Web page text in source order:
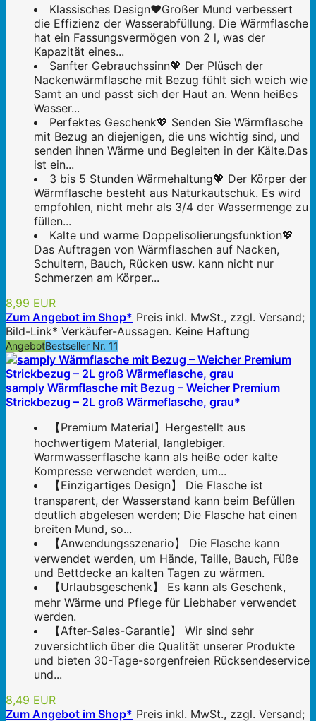
Klassisches Design❤️Großer Mund verbessert
die Effizienz der Wasserabfüllung. Die Wärmflasche
hat ein Fassungsvermögen von 2 l, was der
Kapazität eines...
Sanfter Gebrauchssinn💖 Der Plüsch der
Nackenwärmflasche mit Bezug fühlt sich weich wie
Samt an und passt sich der Haut an. Wenn heißes
Wasser...
Perfektes Geschenk💖 Senden Sie Wärmflasche
mit Bezug an diejenigen, die uns wichtig sind, und
senden ihnen Wärme und Begleiten in der Kälte.Das
ist ein...
3 bis 5 Stunden Wärmehaltung💖 Der Körper der
Wärmflasche besteht aus Naturkautschuk. Es wird
empfohlen, nicht mehr als 3/4 der Wassermenge zu
füllen...
Kalte und warme Doppelisolierungsfunktion💖
Das Auftragen von Wärmflaschen auf Nacken,
Schultern, Bauch, Rücken usw. kann nicht nur
Schmerzen am Körper...
8,99 EUR
Zum Angebot im Shop* Preis inkl. MwSt., zzgl. Versand;
Bild-Link* Verkäufer-Aussagen. Keine Haftung
AngebotBestseller Nr. 11
samply Wärmflasche mit Bezug – Weicher Premium
Strickbezug – 2L groß Wärmeflasche, grau*
【Premium Material】Hergestellt aus
hochwertigem Material, langlebiger.
Warmwasserflasche kann als heiße oder kalte
Kompresse verwendet werden, um...
【Einzigartiges Design】 Die Flasche ist
transparent, der Wasserstand kann beim Befüllen
deutlich abgelesen werden; Die Flasche hat einen
breiten Mund, so...
【Anwendungsszenario】 Die Flasche kann
verwendet werden, um Hände, Taille, Bauch, Füße
und Bettdecke an kalten Tagen zu wärmen.
【Urlaubsgeschenk】 Es kann als Geschenk,
mehr Wärme und Pflege für Liebhaber verwendet
werden.
【After-Sales-Garantie】 Wir sind sehr
zuversichtlich über die Qualität unserer Produkte
und bieten 30-Tage-sorgenfreien Rücksendeservice
und...
8,49 EUR
Zum Angebot im Shop* Preis inkl. MwSt., zzgl. Versand;